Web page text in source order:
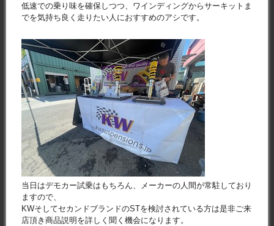
低速での乗り味を確保しつつ、ワインディングからサーキットま
でを気持ち良く走りたい人におすすめのアシです。
当日はデモカー試乗はもちろん、メーカーの人間が常駐しており
ますので、
KWそしてセカンドブランドのSTを検討されている方は是非ご来
店頂き商品説明を詳しく聞く機会になります。